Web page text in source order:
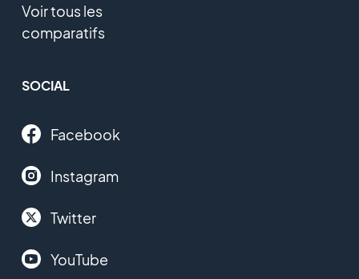
Voir tous les
comparatifs
SOCIAL
Facebook
Instagram
Twitter
YouTube